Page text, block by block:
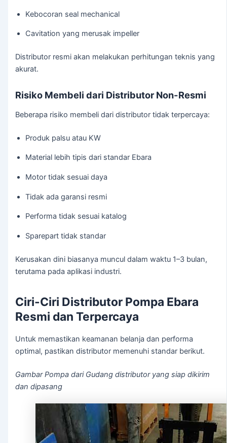
Kebocoran seal mechanical
Cavitation yang merusak impeller
Distributor resmi akan melakukan perhitungan teknis yang
akurat.
Risiko Membeli dari Distributor Non-Resmi
Beberapa risiko membeli dari distributor tidak terpercaya:
Produk palsu atau KW
Material lebih tipis dari standar Ebara
Motor tidak sesuai daya
Tidak ada garansi resmi
Performa tidak sesuai katalog
Sparepart tidak standar
Kerusakan dini biasanya muncul dalam waktu 1–3 bulan,
terutama pada aplikasi industri.
Ciri-Ciri Distributor Pompa Ebara
Resmi dan Terpercaya
Untuk memastikan keamanan belanja dan performa
optimal, pastikan distributor memenuhi standar berikut.
Gambar Pompa dari Gudang distributor yang siap dikirim
dan dipasang